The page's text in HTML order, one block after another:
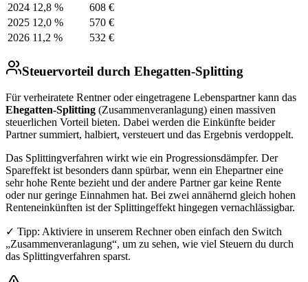
2024 12,8 %
608 €
2025 12,0 %
570 €
2026 11,2 % 532 €
Steuervorteil durch Ehegatten-Splitting
Für verheiratete Rentner oder eingetragene Lebenspartner kann das
Ehegatten-Splitting (Zusammenveranlagung) einen massiven
steuerlichen Vorteil bieten. Dabei werden die Einkünfte beider
Partner summiert, halbiert, versteuert und das Ergebnis verdoppelt.
Das Splittingverfahren wirkt wie ein Progressionsdämpfer. Der
Spareffekt ist besonders dann spürbar, wenn ein Ehepartner eine
sehr hohe Rente bezieht und der andere Partner gar keine Rente
oder nur geringe Einnahmen hat. Bei zwei annähernd gleich hohen
Renteneinkünften ist der Splittingeffekt hingegen vernachlässigbar.
✓ Tipp: Aktiviere in unserem Rechner oben einfach den Switch
„Zusammenveranlagung“, um zu sehen, wie viel Steuern du durch
das Splittingverfahren sparst.